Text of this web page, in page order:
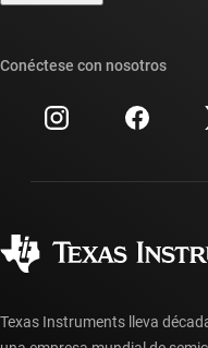
Eventos
Relaciones con los
Foros de soporte de
Búsqueda de
Centro de atención al
Preguntas frecuentes
Preguntas frecuentes
Conéctese con nosotros
Texas Instruments lleva